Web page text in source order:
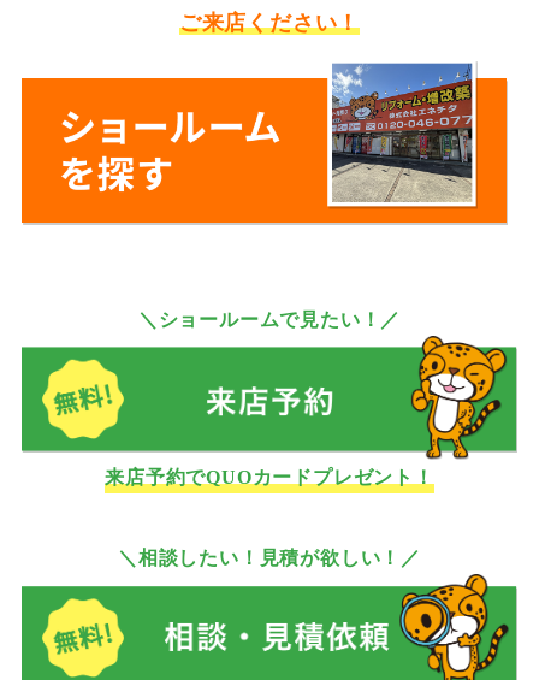
ご来店ください！
＼ショールームで見たい！／
来店予約でQUOカードプレゼント！
＼相談したい！見積が欲しい！／